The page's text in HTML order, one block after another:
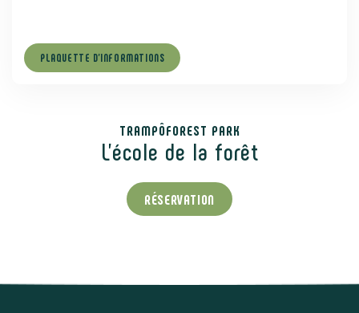
PLAQUETTE D’INFORMATIONS
TRAMPÔFOREST PARK
L'école de la forêt
RÉSERVATION